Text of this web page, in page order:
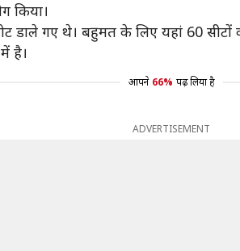
किया।
डाले गए थे। बहुमत के लिए यहां 60
है।
आपने 66% पढ़ लिया है
ADVERTISEMENT